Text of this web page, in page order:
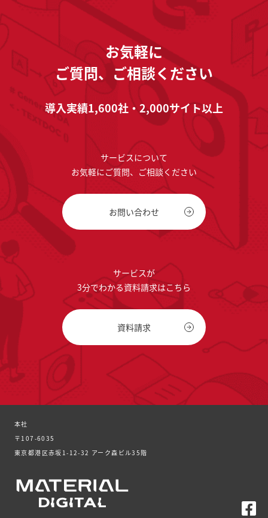
お気軽に
ご質問、ご相談ください
導入実績1,600社・2,000サイト以上
サービスについて
お気軽にご質問、ご相談ください
お問い合わせ
サービスが
3分でわかる資料請求はこちら
資料請求
本社
〒107-6035
東京都港区赤坂1-12-32 アーク森ビル35階